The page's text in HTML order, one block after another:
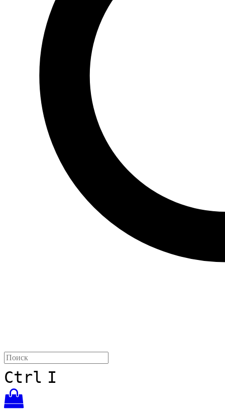
Ctrl I